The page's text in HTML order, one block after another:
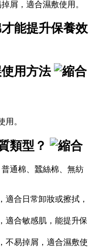
屑，適合濕敷使用。
能提升保養效
用方法
用。
類型？
通棉、蠶絲棉、無紡
適合日常卸妝或擦拭，
適合敏感肌，能提升保
不易掉屑，適合濕敷使